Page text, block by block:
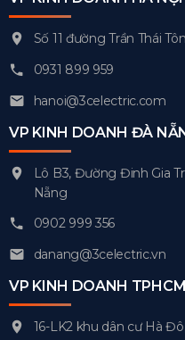
Số 11 đường Trần Thái
0931 899 959
hanoi@3celectric.com
VP KINH DOANH ĐÀ
Lô B3, Đường Đinh Gia
Nẵng
0902 999 356
danang@3celectric.vn
VP KINH DOANH TPHCM
16-LK2 khu dân cư Hà